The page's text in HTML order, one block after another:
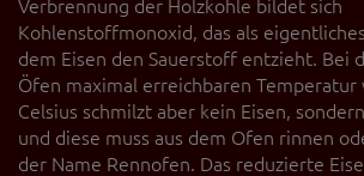
Verbrennung der Holzkohle bildet sich
Kohlenstoffmonoxid, das als
dem Eisen den Sauerstoff entzieht. Bei
Öfen maximal erreichbaren Temperatur
Celsius schmilzt aber kein Eisen,
und diese muss aus dem Ofen rinnen
der Name Rennofen. Das reduzierte